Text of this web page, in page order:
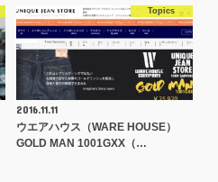
Topics
2016.11.11
ウエアハウス（WARE HOUSE）
GOLD MAN 1001GXX（…